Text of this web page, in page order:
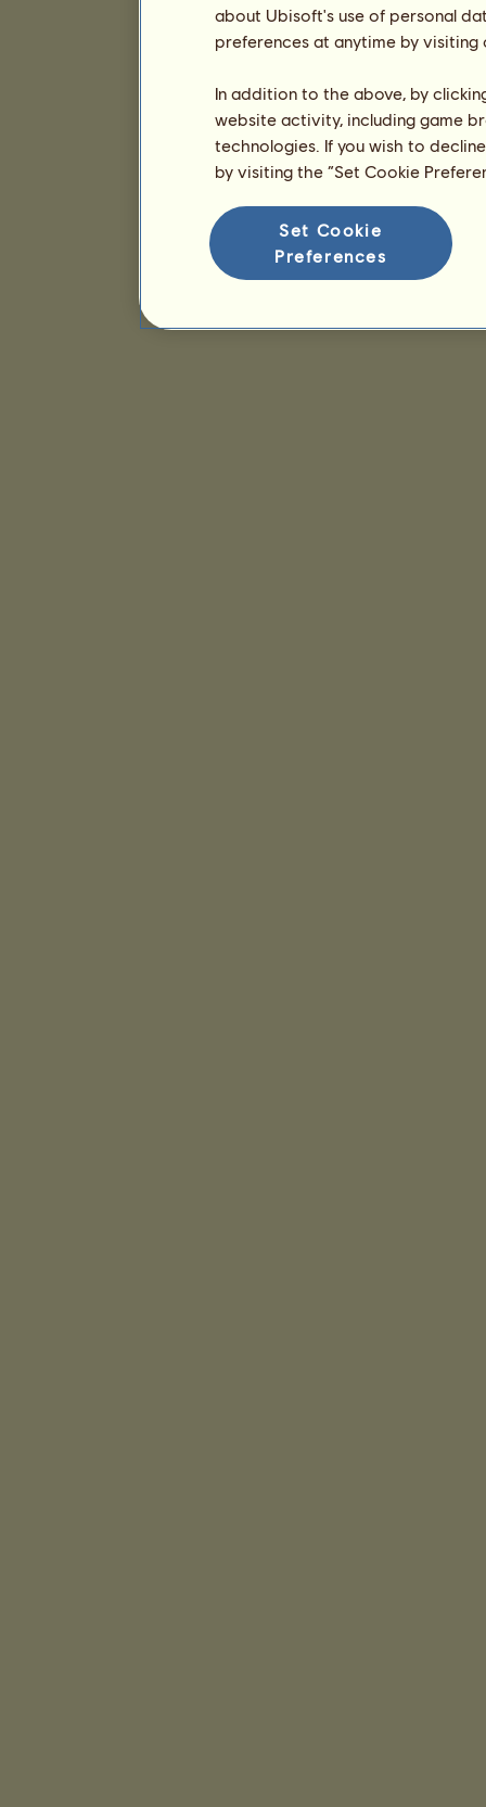
about Ubisoft's use of personal
preferences at anytime by
In addition to the above, by
website activity, including game
technologies. If you wish to
by visiting the “Set Cookie
Set Cookie
Preferences